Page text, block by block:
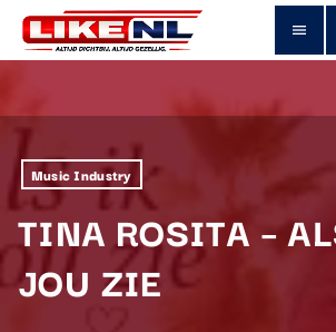
menu
Music Industry
TINA ROSITA –
JOU ZIE